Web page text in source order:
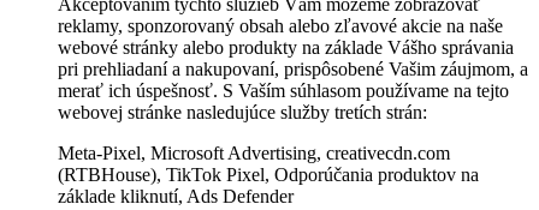
Akceptovaním týchto služieb Vám môžeme zobrazovať
reklamy, sponzorovaný obsah alebo zľavové akcie na naše
webové stránky alebo produkty na základe Vášho správania
pri prehliadaní a nakupovaní, prispôsobené Vašim záujmom, a
merať ich úspešnosť. S Vaším súhlasom používame na tejto
webovej stránke nasledujúce služby tretích strán:
Meta-Pixel, Microsoft Advertising, creativecdn.com
(RTBHouse), TikTok Pixel, Odporúčania produktov na
základe kliknutí, Ads Defender